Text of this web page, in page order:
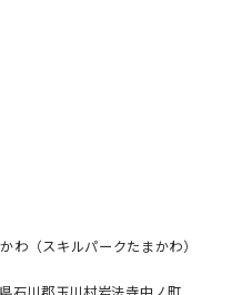
わ（スキルパークたまかわ）